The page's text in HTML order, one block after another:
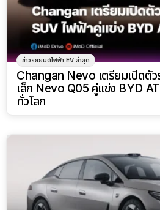
ข่าวรถยนต์ไฟฟ้า EV ล่าสุด
Changan Nevo เตรียมเปิดตั
เล็ก Nevo Q05 คู่แข่ง BYD
ทั่วโลก